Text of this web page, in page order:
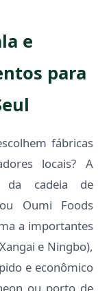
e
para
fábricas
locais? A
da cadeia de
Oumi Foods
a importantes
e Ningbo),
e econômico
ou porto de